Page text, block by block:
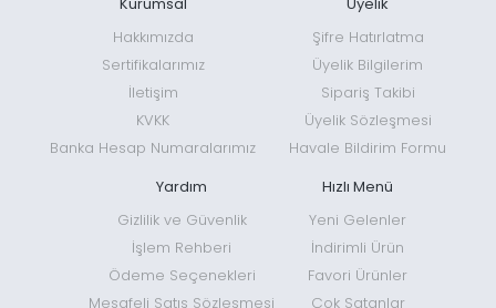
Kurumsal
Hakkımızda
Sertifikalarımız
İletişim
KVKK
Banka Hesap Numaralarımız
Üyelik
Şifre Hatırlatma
Üyelik Bilgilerim
Sipariş Takibi
Üyelik Sözleşmesi
Havale Bildirim Formu
Yardım
Gizlilik ve Güvenlik
İşlem Rehberi
Ödeme Seçenekleri
Mesafeli Satış Sözleşmesi
Hızlı Menü
Yeni Gelenler
İndirimli Ürün
Favori Ürünler
Çok Satanlar